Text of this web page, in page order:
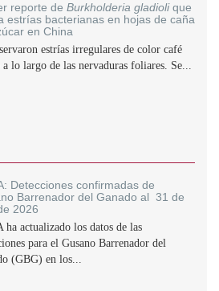
reporte de Burkholderia gladiolique
estrías bacterianas en hojas de caña
en China
estrías irregulares de color café
lo largo de las nervaduras foliares. Se...
Detecciones confirmadas de
Barrenador del Ganado al 31 de
2026
ha actualizado los datos de las
para el Gusano Barrenador del
(GBG) en los...